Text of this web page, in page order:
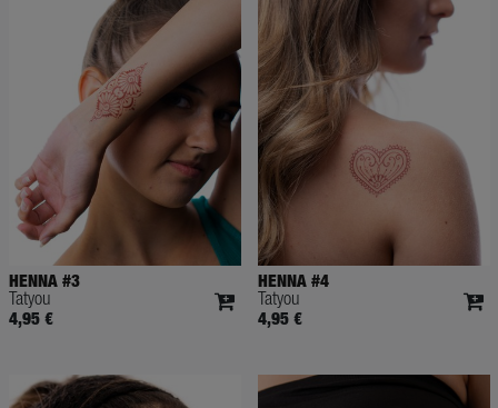
HENNA #3
Tatyou
4,95 €
HENNA #4
Tatyou
4,95 €